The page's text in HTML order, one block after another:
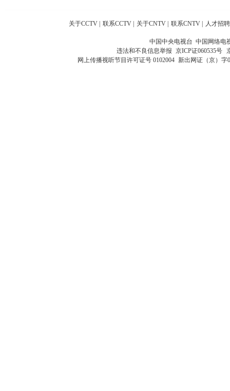
关于CCTV | 联系CCTV | 关于CNTV | 联系CNTV | 人才招聘
中国中央电视台 中国网络电
违法和不良信息举报 京ICP证060535号
网上传播视听节目许可证号 0102004 新出网证（京）